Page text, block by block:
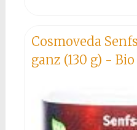
Cosmoveda
ganz (130 g) - Bio